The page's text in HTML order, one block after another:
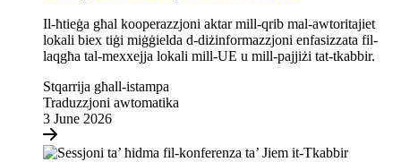
Il-ħtieġa għal kooperazzjoni aktar mill-qrib mal-awtoritajiet
lokali biex tiġi miġġielda d-diżinformazzjoni enfasizzata fil-
laqgħa tal-mexxejja lokali mill-UE u mill-pajjiżi tat-tkabbir.
Stqarrija għall-istampa
Traduzzjoni awtomatika
3 June 2026